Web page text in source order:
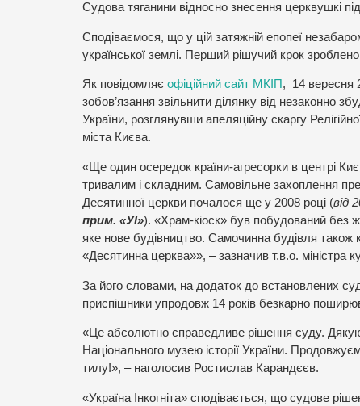
Судова тяганини відносно знесення церквушкі
Сподіваємося, що у цій затяжній епопеї
української землі. Перший рішучий крок
Як повідомляє офіційний сайт МКІП, 14 вересня
зобов’язання звільнити ділянку від незаконно
України, розглянувши апеляційну скаргу
міста Києва.
«Ще один осередок країни-агресорки в центрі
тривалим і складним. Самовільне захоплення
Десятинної церкви почалося ще у 2008 році (від
прим. «УІ»). «Храм-кіоск» був побудований без
яке нове будівництво. Самочинна будівля також
«Десятинна церква»», – зазначив т.в.о. міністра
За його словами, на додаток до встановлених
приспішники упродовж 14 років безкарно
«Це абсолютно справедливе рішення суду.
Національного музею історії України.
тилу!», – наголосив Ростислав Карандєєв.
«Україна Інкогніта» сподівається, що судове